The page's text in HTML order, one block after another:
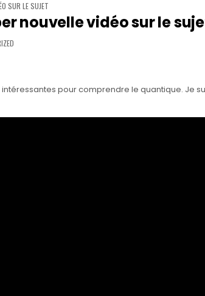
SUR LE SUJET
nouvelle vidéo sur le
NAISSANCE DE LA PHYSIQUE QUANTIQUE : SUPER NOUVELLE VIDÉO
pour comprendre le quantique. Je